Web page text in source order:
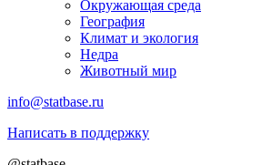
Окружающая среда
География
Климат и экология
Недра
Животный мир
info@statbase.ru
Написать в поддержку